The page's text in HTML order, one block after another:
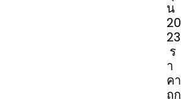
น
20
23
ร
า
คา
ถูก